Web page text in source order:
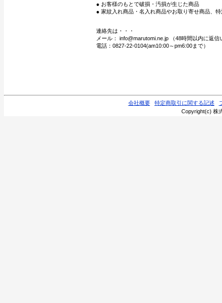
● お客様のもとで破損・汚損が生じた商品
● 家紋入れ商品・名入れ商品やお取り寄せ商品、
連絡先は・・・
メール： info@marutomi.ne.jp （48時間以内に返信
電話：0827-22-0104(am10:00～pm6:00まで）
会社概要 特定商取引に関する記述
Copyright(c) 株